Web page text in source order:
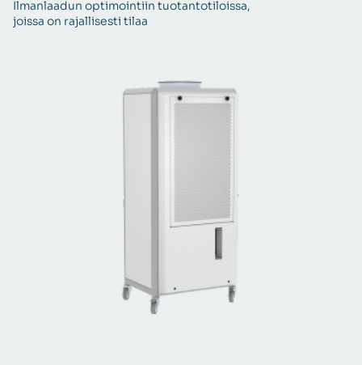
Ilmanlaadun optimointiin tuotantotiloissa,
joissa on rajallisesti tilaa